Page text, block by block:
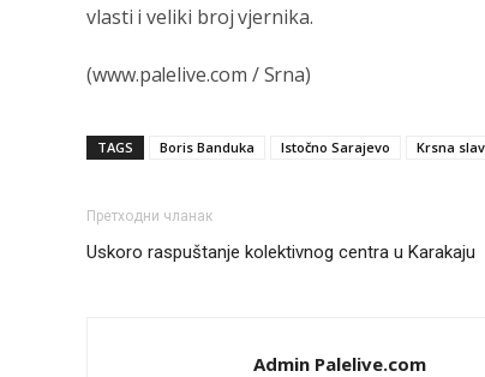
vlasti i veliki broj vjernika.
(www.palelive.com / Srna)
TAGS Boris Banduka Istočno Sarajevo Krsna
Претходни чланак
Uskoro raspuštanje kolektivnog centra u Karakaju
Admin Palelive.com